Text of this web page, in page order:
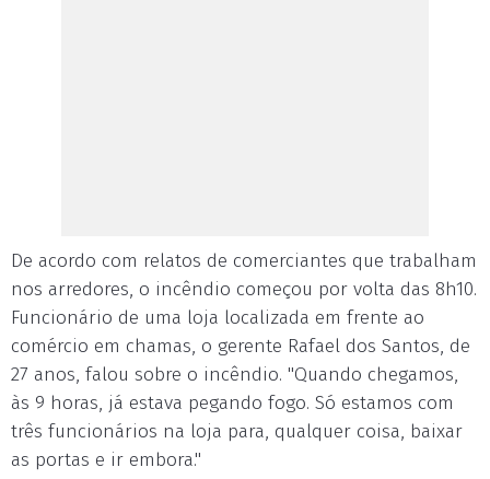
De acordo com relatos de comerciantes que trabalham
nos arredores, o incêndio começou por volta das 8h10.
Funcionário de uma loja localizada em frente ao
comércio em chamas, o gerente Rafael dos Santos, de
27 anos, falou sobre o incêndio. "Quando chegamos,
às 9 horas, já estava pegando fogo. Só estamos com
três funcionários na loja para, qualquer coisa, baixar
as portas e ir embora."